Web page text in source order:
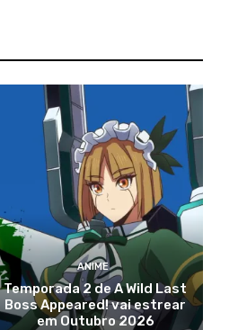
ANIME
Temporada 2 de A Wild Last
Boss Appeared! vai estrear
em Outubro 2026